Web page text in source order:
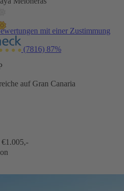
mit einer Zustimmung
(7816) 87%
auf Gran Canaria
€1.005,-